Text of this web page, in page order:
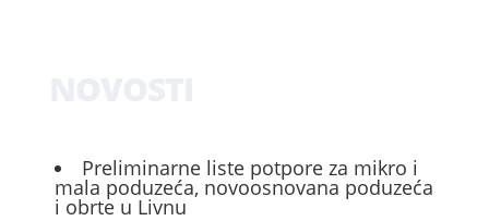
Preliminarne liste potpore za mikro i
mala poduzeća, novoosnovana poduzeća
i obrte u Livnu